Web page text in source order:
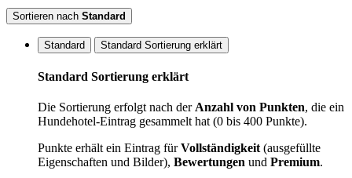
Sortieren nach Standard
Standard Standard Sortierung erklärt
Standard Sortierung erklärt
Die Sortierung erfolgt nach der Anzahl von Punkten, die ein
Hundehotel-Eintrag gesammelt hat (0 bis 400 Punkte).
Punkte erhält ein Eintrag fürVollständigkeit (ausgefüllte
Eigenschaften und Bilder), Bewertungen und Premium.